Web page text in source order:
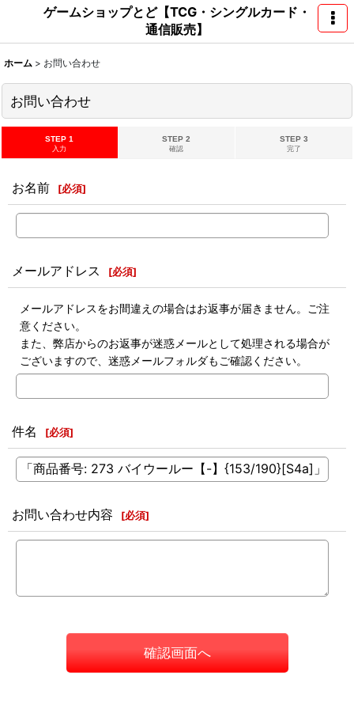
ゲームショップとど【TCG・シングルカード・
通信販売】
ホーム > お問い合わせ
お問い合わせ
STEP 1
入力
STEP 2
確認
STEP 3
完了
お名前 [必須]
メールアドレス [必須]
メールアドレスをお間違えの場合はお返事が届きません。ご注
意ください。
また、弊店からのお返事が迷惑メールとして処理される場合が
ございますので、迷惑メールフォルダもご確認ください。
件名 [必須]
お問い合わせ内容 [必須]
確認画面へ